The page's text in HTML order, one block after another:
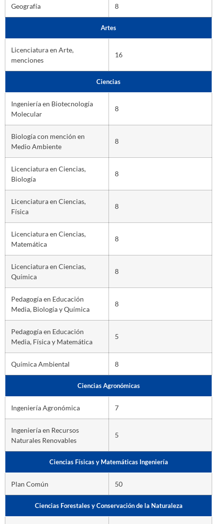
Geografía 8
Artes
Licenciatura en Arte,
menciones
16
Ciencias
Ingeniería en Biotecnología
Molecular
8
Biología con mención en
Medio Ambiente
8
Licenciatura en Ciencias,
Biología
8
Licenciatura en Ciencias,
Física
8
Licenciatura en Ciencias,
Matemática
8
Licenciatura en Ciencias,
Química
8
Pedagogía en Educación
Media, Biología y Química
8
Pedagogía en Educación
Media, Física y Matemática
5
Química Ambiental 8
Ciencias Agronómicas
Ingeniería Agronómica 7
Ingeniería en Recursos
Naturales Renovables
5
Ciencias Físicas y Matemáticas Ingeniería
Plan Común 50
Ciencias Forestales y Conservación de la Naturaleza